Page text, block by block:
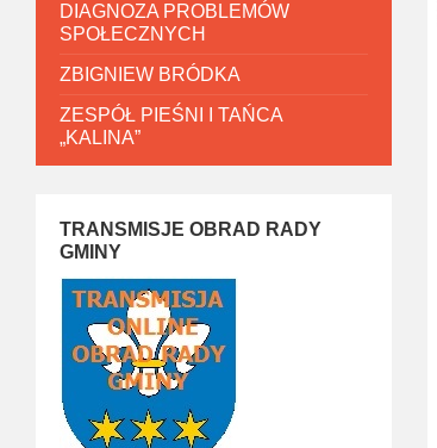
DIAGNOZA PROBLEMÓW
SPOŁECZNYCH
ZBIGNIEW BRÓDKA
ZESPÓŁ PIEŚNI I TAŃCA
„KALINA”
TRANSMISJE OBRAD RADY
GMINY